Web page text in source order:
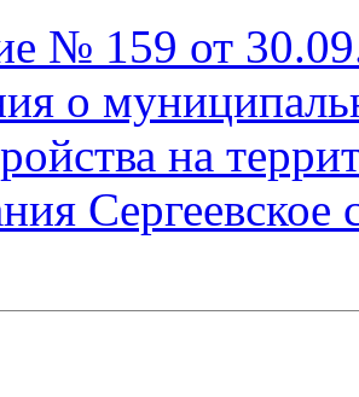
№ 159 от
о
на
Сергеевское